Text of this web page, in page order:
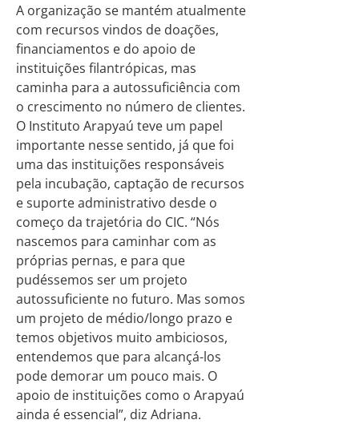
A organização se mantém atualmente
com recursos vindos de doações,
financiamentos e do apoio de
instituições filantrópicas, mas
caminha para a autossuficiência com
o crescimento no número de clientes.
O Instituto Arapyaú teve um papel
importante nesse sentido, já que foi
uma das instituições responsáveis
pela incubação, captação de recursos
e suporte administrativo desde o
começo da trajetória do CIC. “Nós
nascemos para caminhar com as
próprias pernas, e para que
pudéssemos ser um projeto
autossuficiente no futuro. Mas somos
um projeto de médio/longo prazo e
temos objetivos muito ambiciosos,
entendemos que para alcançá-los
pode demorar um pouco mais. O
apoio de instituições como o Arapyaú
ainda é essencial”, diz Adriana.